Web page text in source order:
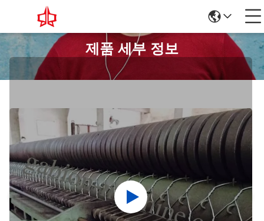
제품 세부 정보